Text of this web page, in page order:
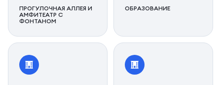
ПРОГУЛОЧНАЯ АЛЛЕЯ И
АМФИТЕАТР С
ФОНТАНОМ
ОБРАЗОВАНИЕ